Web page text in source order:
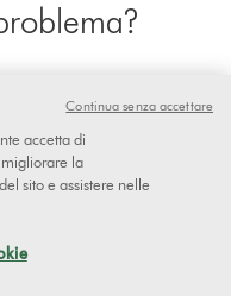
accetta di
la
sito e assistere nelle
Continua senza accettare